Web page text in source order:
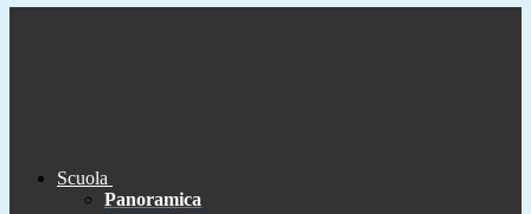
Scuola
Panoramica